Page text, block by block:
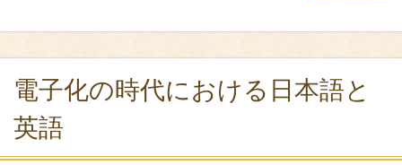
電子化の時代における日本語と
英語